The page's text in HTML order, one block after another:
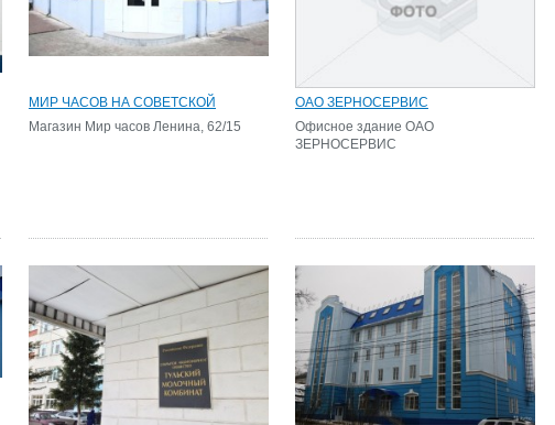
МИР ЧАСОВ НА СОВЕТСКОЙ
Магазин Мир часов Ленина, 62/15
ОАО ЗЕРНОСЕРВИС
Офисное здание ОАО
ЗЕРНОСЕРВИС